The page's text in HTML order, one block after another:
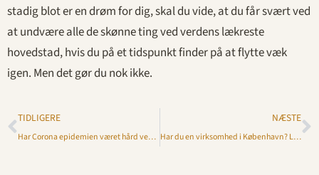
stadig blot er en drøm for dig, skal du vide, at du får svært ved
at undvære alle de skønne ting ved verdens lækreste
hovedstad, hvis du på et tidspunkt finder på at flytte væk
igen. Men det gør du nok ikke.
TIDLIGERE
Har Corona epidemien været hård ved jeres forhold? Parterapi kan være vejen frem
NÆSTE
Har du en virksomhed i København? Lad City2Clean ordne rengøringen